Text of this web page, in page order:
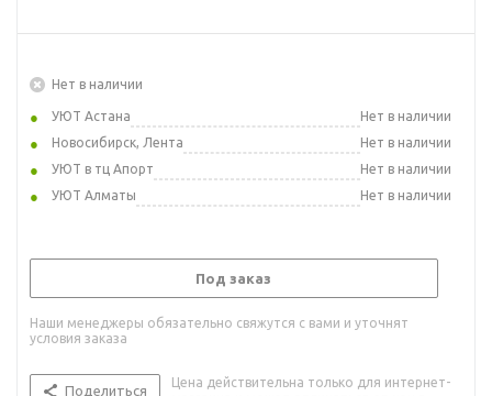
Нет в наличии
УЮТ Астана
Нет в наличии
Новосибирск, Лента
Нет в наличии
УЮТ в тц Апорт
Нет в наличии
УЮТ Алматы
Нет в наличии
Под заказ
Наши менеджеры обязательно свяжутся с вами и уточнят
условия заказа
Поделиться
Цена действительна только для интернет-